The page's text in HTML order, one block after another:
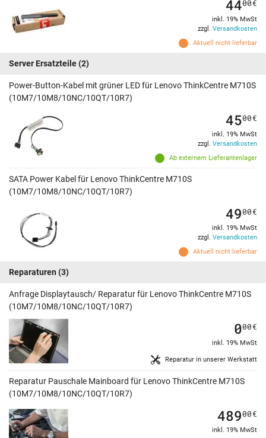
Aktuell nicht lieferbar
4400€
inkl. 19% MwSt
zzgl. Versandkosten
Server Ersatzteile(2)
Power-Button-Kabel mit grüner LED für Lenovo ThinkCentre M710S
(10M7/10M8/10NC/10QT/10R7)
Ab externem Lieferantenlager
4500€
inkl. 19% MwSt
zzgl. Versandkosten
SATA Power Kabel für Lenovo ThinkCentre M710S
(10M7/10M8/10NC/10QT/10R7)
Aktuell nicht lieferbar
4900€
inkl. 19% MwSt
zzgl. Versandkosten
Reparaturen (3)
Anfrage Displaytausch/ Reparatur für Lenovo ThinkCentre M710S
(10M7/10M8/10NC/10QT/10R7)
Reparatur in unserer Werkstatt
000€
inkl. 19% MwSt
Reparatur Pauschale Mainboard für Lenovo ThinkCentre M710S
(10M7/10M8/10NC/10QT/10R7)
48900€
inkl. 19% MwSt